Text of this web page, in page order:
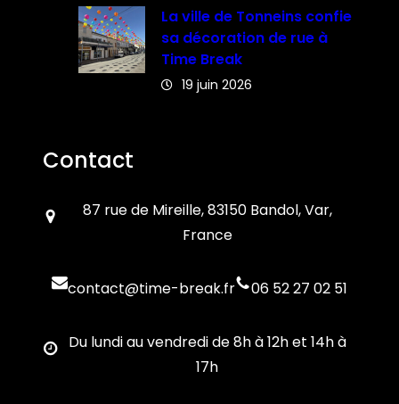
La ville de Tonneins confie
sa décoration de rue à
Time Break
19 juin 2026
Contact
87 rue de Mireille, 83150 Bandol, Var,
France
contact@time-break.fr 06 52 27 02 51
Du lundi au vendredi de 8h à 12h et 14h à
17h